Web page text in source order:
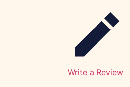
Write a Review